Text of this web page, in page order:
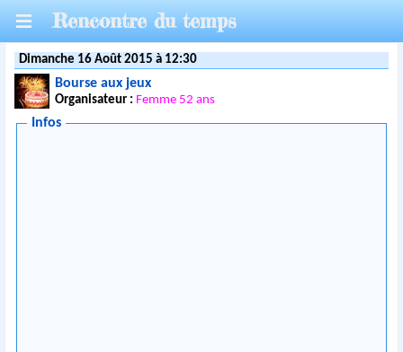
Rencontre du temps
Dimanche 16 Août 2015 à 12:30
Bourse aux jeux
Organisateur : Femme 52 ans
Infos